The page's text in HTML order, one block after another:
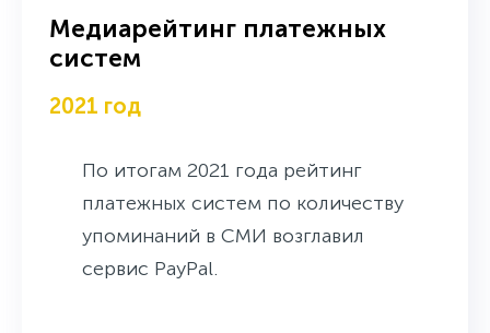
Медиарейтинг платежных
систем
2021 год
По итогам 2021 года рейтинг
платежных систем по количеству
упоминаний в СМИ возглавил
сервис PayPal.